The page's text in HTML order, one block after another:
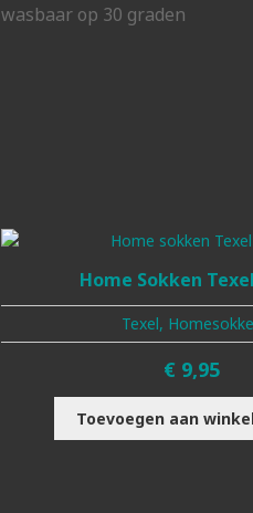
wasbaar op 30 graden
Home Sokken
Texel,
€ 9,95
Toevoegen aan